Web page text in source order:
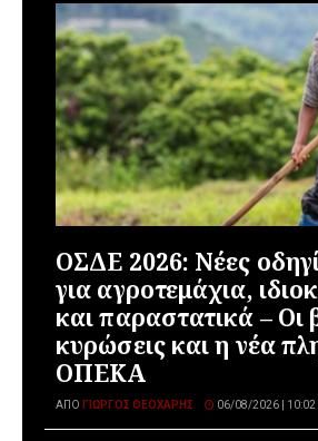
ΟΣΔΕ 2026: Νέες
για αγροτεμάχια,
και παραστατικά – Οι
κυρώσεις και η νέα
ΟΠΕΚΑ
ΑΠΌ ΓΙΏΡΓΟΣ ΘΕΟΧΆΡΗΣ 06/08/2026 | 10:02